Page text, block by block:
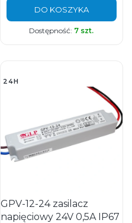
DO KOSZYKA
Dostępność: 7 szt.
24H
GPV-12-24 zasilacz
napięciowy 24V 0,5A IP67